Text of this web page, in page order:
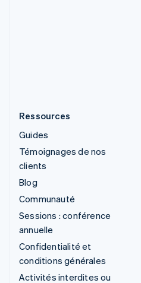
Ressources
Guides
Témoignages de nos
clients
Blog
Communauté
Sessions : conférence
annuelle
Confidentialité et
conditions générales
Activités interdites ou